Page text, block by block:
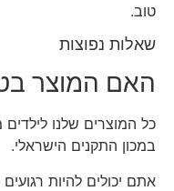
טוב.
שאלות נפוצות
האם המוצר
במכון התקנים הישראלי.
אתם יכולים להיות